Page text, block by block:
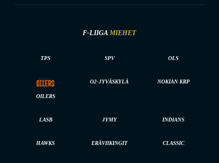
F-LIIGA MIEHET
TPS SPV OLS
OILERS
O2-JYVÄSKYLÄ NOKIAN KRP
LASB JYMY INDIANS
HAWKS ERÄVIIKINGIT CLASSIC